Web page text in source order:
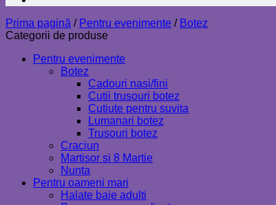
Prima pagină / Pentru evenimente / Botez
Categorii de produse
Pentru evenimente
Botez
Cadouri nasi/fini
Cutii trusouri botez
Cutiute pentru suvita
Lumanari botez
Trusouri botez
Craciun
Martisor si 8 Martie
Nunta
Pentru oameni mari
Halate baie adulti